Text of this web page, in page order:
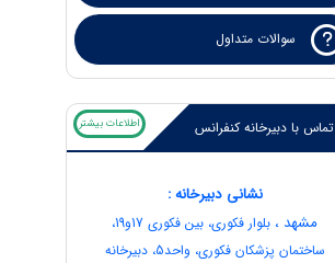
سوالات متداول
تماس با دبیرخانه کنفرانس اطلاعات بیشتر
نشانی دبیرخانه :
مشهد ،
بلوار فکوری، بین فکوری 17و19،
ساختمان پزشکان فکوری، واحد5، دبیرخانه